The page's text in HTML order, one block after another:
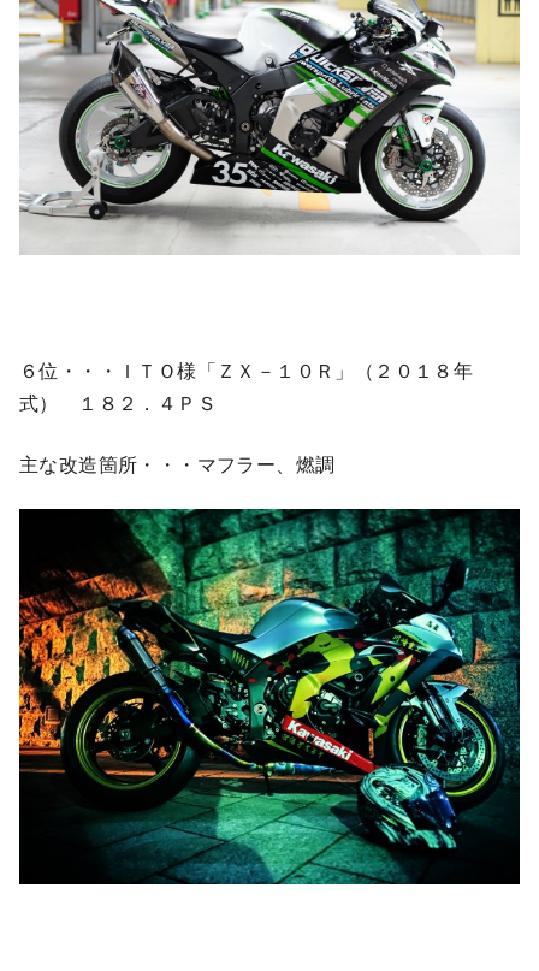
６位・・・ＩＴＯ様「ＺＸ－１０Ｒ」（２０１８年
式） １８２．４ＰＳ
主な改造箇所・・・マフラー、燃調